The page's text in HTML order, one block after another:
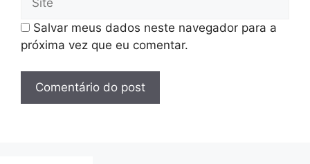
Salvar meus dados neste navegador para a
próxima vez que eu comentar.